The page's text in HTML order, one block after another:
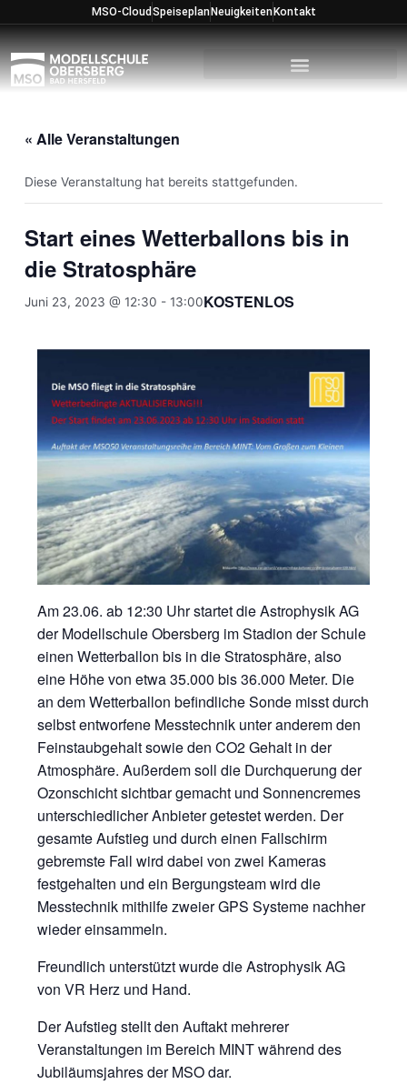
Inhalt
springen
MSO-Cloud Speiseplan Neuigkeiten Kontakt
« Alle Veranstaltungen
Diese Veranstaltung hat bereits stattgefunden.
Start eines Wetterballons bis in
die Stratosphäre
Juni 23, 2023 @ 12:30 -13:00KOSTENLOS
Am 23.06. ab 12:30 Uhr startet die Astrophysik AG
der Modellschule Obersberg im Stadion der Schule
einen Wetterballon bis in die Stratosphäre, also
eine Höhe von etwa 35.000 bis 36.000 Meter. Die
an dem Wetterballon befindliche Sonde misst durch
selbst entworfene Messtechnik unter anderem den
Feinstaubgehalt sowie den CO2 Gehalt in der
Atmosphäre. Außerdem soll die Durchquerung der
Ozonschicht sichtbar gemacht und Sonnencremes
unterschiedlicher Anbieter getestet werden. Der
gesamte Aufstieg und durch einen Fallschirm
gebremste Fall wird dabei von zwei Kameras
festgehalten und ein Bergungsteam wird die
Messtechnik mithilfe zweier GPS Systeme nachher
wieder einsammeln.
Freundlich unterstützt wurde die Astrophysik AG
von VR Herz und Hand.
Der Aufstieg stellt den Auftakt mehrerer
Veranstaltungen im Bereich MINT während des
Jubiläumsjahres der MSO dar.